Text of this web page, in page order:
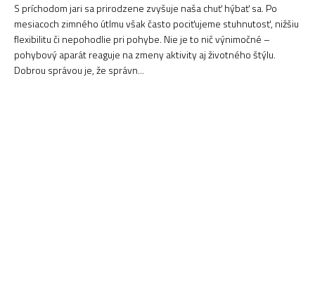
S príchodom jari sa prirodzene zvyšuje naša chuť hýbať sa. Po
mesiacoch zimného útlmu však často pociťujeme stuhnutosť, nižšiu
flexibilitu či nepohodlie pri pohybe. Nie je to nič výnimočné –
pohybový aparát reaguje na zmeny aktivity aj životného štýlu.
Dobrou správou je, že správn...